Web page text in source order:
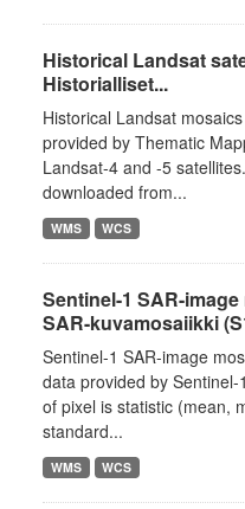
Historical Landsat
Historialliset...
Historical Landsat
provided by Thematic
Landsat-4 and -5
downloaded from...
WMS WCS
Sentinel-1 SAR-
SAR-kuvamosaiikki
Sentinel-1 SAR-image
data provided by
of pixel is statistic (mean,
standard...
WMS WCS